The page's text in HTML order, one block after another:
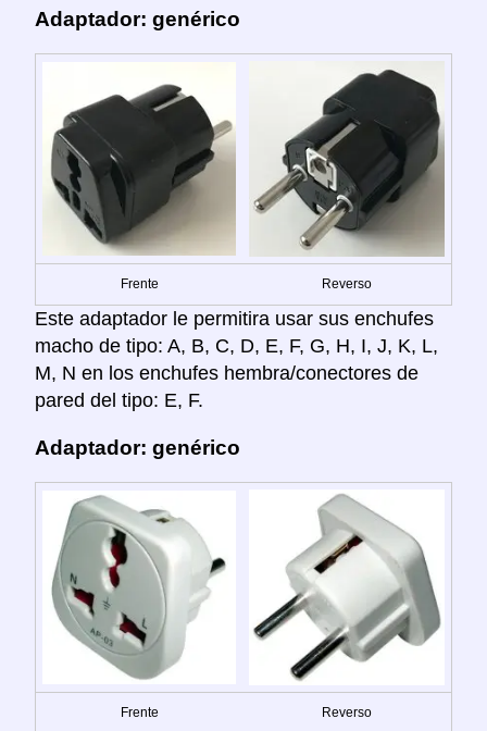
Adaptador: genérico
Frente Reverso
Este adaptador le permitira usar sus enchufes
macho de tipo: A, B, C, D, E, F, G, H, I, J, K, L,
M, N en los enchufes hembra/conectores de
pared del tipo: E, F.
Adaptador: genérico
Frente Reverso